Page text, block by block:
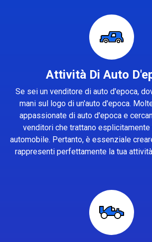
Attività Di Auto
Se sei un venditore di auto d'epoca,
mani sul logo di un'auto d'epoca.
appassionate di auto d'epoca e
venditori che trattano
automobile. Pertanto, è essenziale
rappresenti perfettamente la tua attività